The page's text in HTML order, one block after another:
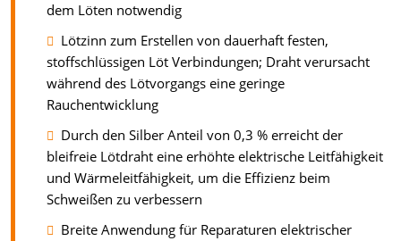
dem Löten notwendig
Lötzinn zum Erstellen von dauerhaft festen,
stoffschlüssigen Löt Verbindungen; Draht verursacht
während des Lötvorgangs eine geringe
Rauchentwicklung
Durch den Silber Anteil von 0,3 % erreicht der
bleifreie Lötdraht eine erhöhte elektrische Leitfähigkeit
und Wärmeleitfähigkeit, um die Effizienz beim
Schweißen zu verbessern
Breite Anwendung für Reparaturen elektrischer